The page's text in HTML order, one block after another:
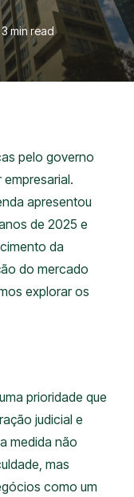
3 min read
pelo governo
apresentou
de 2025 e
da
do mercado
explorar os
prioridade que
judicial e
medida não
mas
como um